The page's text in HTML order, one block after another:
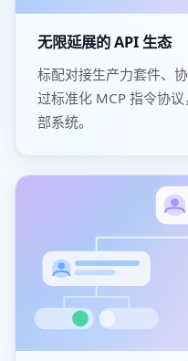
无限延展的 API 生态
标配对接生产力套件、
过标准化 MCP 指令协
部系统。